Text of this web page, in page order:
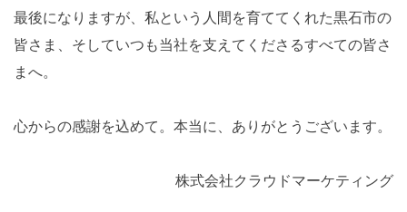
最後になりますが、私という人間を育ててくれた黒石市の
皆さま、そしていつも当社を支えてくださるすべての皆さ
まへ。
心からの感謝を込めて。本当に、ありがとうございます。
株式会社クラウドマーケティング